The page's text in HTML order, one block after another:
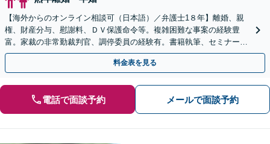
【海外からのオンライン相談可（日本語）／弁護士1８年】離婚、親
権、財産分与、慰謝料、ＤＶ保護命令等。複雑困難な事案の経験豊
富。家裁の非常勤裁判官、調停委員の経験有。書籍執筆、セミナー講
師等、離婚問題に強い弁護士。海外の法律事務所勤務経験有。
料金表を見る
電話で面談予約 メールで面談予約